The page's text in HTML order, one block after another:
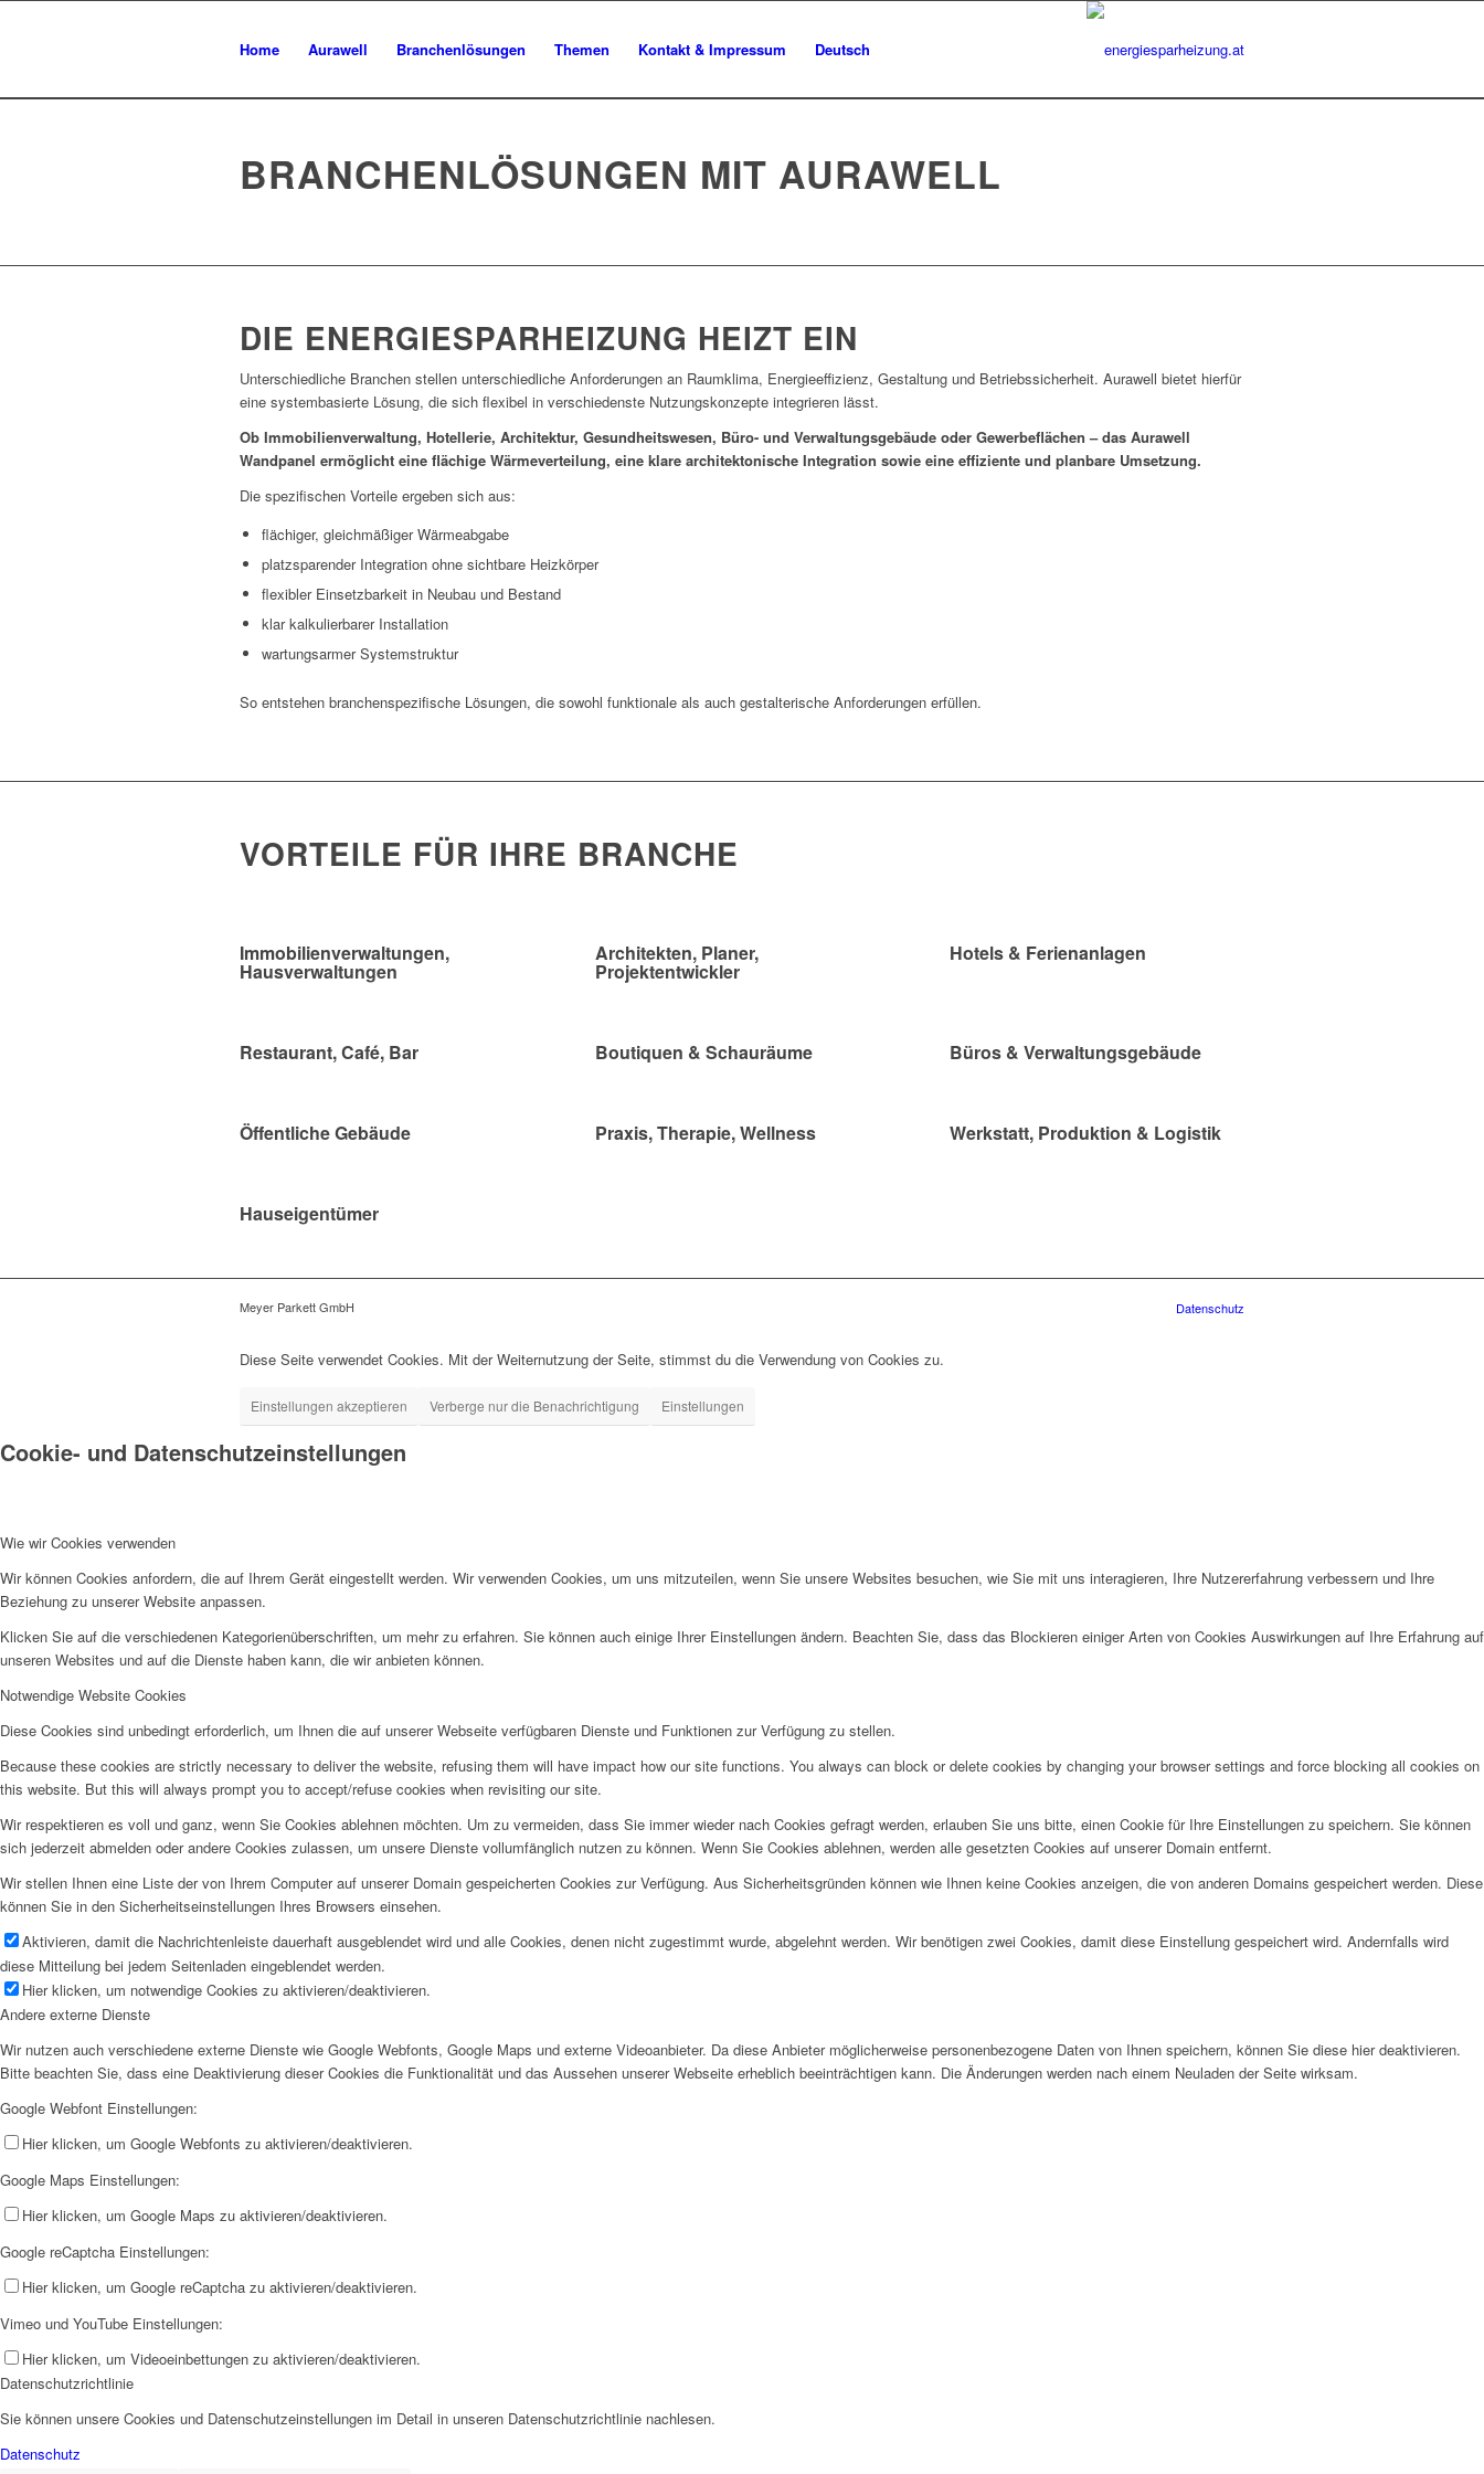
Home Aurawell Branchenlösungen Themen Kontakt & Impressum Deutsch
BRANCHENLÖSUNGEN MIT AURAWELL
DIE ENERGIESPARHEIZUNG HEIZT EIN
Unterschiedliche Branchen stellen unterschiedliche Anforderungen an Raumklima, Energieeffizienz, Gestaltung und Betriebssicherheit. Aurawell bietet hierfür
eine systembasierte Lösung, die sich flexibel in verschiedenste Nutzungskonzepte integrieren lässt.
Ob Immobilienverwaltung, Hotellerie, Architektur, Gesundheitswesen, Büro- und Verwaltungsgebäude oder Gewerbeflächen – das Aurawell
Wandpanel ermöglicht eine flächige Wärmeverteilung, eine klare architektonische Integration sowie eine effiziente und planbare Umsetzung.
Die spezifischen Vorteile ergeben sich aus:
flächiger, gleichmäßiger Wärmeabgabe
platzsparender Integration ohne sichtbare Heizkörper
flexibler Einsetzbarkeit in Neubau und Bestand
klar kalkulierbarer Installation
wartungsarmer Systemstruktur
So entstehen branchenspezifische Lösungen, die sowohl funktionale als auch gestalterische Anforderungen erfüllen.
VORTEILE FÜR IHRE BRANCHE
Immobilienverwaltungen,
Hausverwaltungen
Architekten, Planer,
Projektentwickler
Hotels & Ferienanlagen
Restaurant, Café, Bar Boutiquen & Schauräume Büros & Verwaltungsgebäude
Öffentliche Gebäude Praxis, Therapie, Wellness Werkstatt, Produktion & Logistik
Hauseigentümer
Meyer Parkett GmbH Datenschutz
Diese Seite verwendet Cookies. Mit der Weiternutzung der Seite, stimmst du die Verwendung von Cookies zu.
Einstellungen akzeptieren Verberge nur die Benachrichtigung Einstellungen
Cookie- und Datenschutzeinstellungen
Wie wir Cookies verwenden
Wir können Cookies anfordern, die auf Ihrem Gerät eingestellt werden. Wir verwenden Cookies, um uns mitzuteilen, wenn Sie unsere Websites besuchen, wie Sie mit uns interagieren, Ihre Nutzererfahrung verbessern und Ihre
Beziehung zu unserer Website anpassen.
Klicken Sie auf die verschiedenen Kategorienüberschriften, um mehr zu erfahren. Sie können auch einige Ihrer Einstellungen ändern. Beachten Sie, dass das Blockieren einiger Arten von Cookies Auswirkungen auf Ihre Erfahrung auf
unseren Websites und auf die Dienste haben kann, die wir anbieten können.
Notwendige Website Cookies
Diese Cookies sind unbedingt erforderlich, um Ihnen die auf unserer Webseite verfügbaren Dienste und Funktionen zur Verfügung zu stellen.
Because these cookies are strictly necessary to deliver the website, refusing them will have impact how our site functions. You always can block or delete cookies by changing your browser settings and force blocking all cookies on
this website. But this will always prompt you to accept/refuse cookies when revisiting our site.
Wir respektieren es voll und ganz, wenn Sie Cookies ablehnen möchten. Um zu vermeiden, dass Sie immer wieder nach Cookies gefragt werden, erlauben Sie uns bitte, einen Cookie für Ihre Einstellungen zu speichern. Sie können
sich jederzeit abmelden oder andere Cookies zulassen, um unsere Dienste vollumfänglich nutzen zu können. Wenn Sie Cookies ablehnen, werden alle gesetzten Cookies auf unserer Domain entfernt.
Wir stellen Ihnen eine Liste der von Ihrem Computer auf unserer Domain gespeicherten Cookies zur Verfügung. Aus Sicherheitsgründen können wie Ihnen keine Cookies anzeigen, die von anderen Domains gespeichert werden. Diese
können Sie in den Sicherheitseinstellungen Ihres Browsers einsehen.
Aktivieren, damit die Nachrichtenleiste dauerhaft ausgeblendet wird und alle Cookies, denen nicht zugestimmt wurde, abgelehnt werden. Wir benötigen zwei Cookies, damit diese Einstellung gespeichert wird. Andernfalls wird
diese Mitteilung bei jedem Seitenladen eingeblendet werden.
Hier klicken, um notwendige Cookies zu aktivieren/deaktivieren.
Andere externe Dienste
Wir nutzen auch verschiedene externe Dienste wie Google Webfonts, Google Maps und externe Videoanbieter. Da diese Anbieter möglicherweise personenbezogene Daten von Ihnen speichern, können Sie diese hier deaktivieren.
Bitte beachten Sie, dass eine Deaktivierung dieser Cookies die Funktionalität und das Aussehen unserer Webseite erheblich beeinträchtigen kann. Die Änderungen werden nach einem Neuladen der Seite wirksam.
Google Webfont Einstellungen:
Hier klicken, um Google Webfonts zu aktivieren/deaktivieren.
Google Maps Einstellungen:
Hier klicken, um Google Maps zu aktivieren/deaktivieren.
Google reCaptcha Einstellungen:
Hier klicken, um Google reCaptcha zu aktivieren/deaktivieren.
Vimeo und YouTube Einstellungen:
Hier klicken, um Videoeinbettungen zu aktivieren/deaktivieren.
Datenschutzrichtlinie
Sie können unsere Cookies und Datenschutzeinstellungen im Detail in unseren Datenschutzrichtlinie nachlesen.
Datenschutz